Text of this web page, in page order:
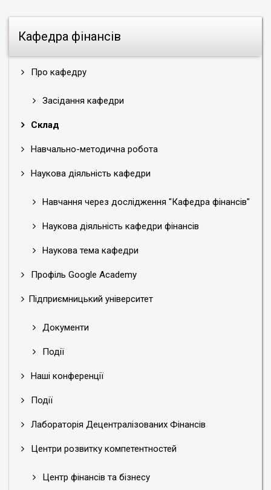
Кафедра фінансів
Про кафедру
Засідання кафедри
Склад
Навчально-методична робота
Наукова діяльність кафедри
Навчання через дослідження "Кафедра фінансів"
Наукова діяльність кафедри фінансів
Наукова тема кафедри
Профіль Google Academy
Підприємницький університет
Документи
Події
Наші конференції
Події
Лабораторія Децентралізованих Фінансів
Центри розвитку компетентностей
Центр фінансів та бізнесу